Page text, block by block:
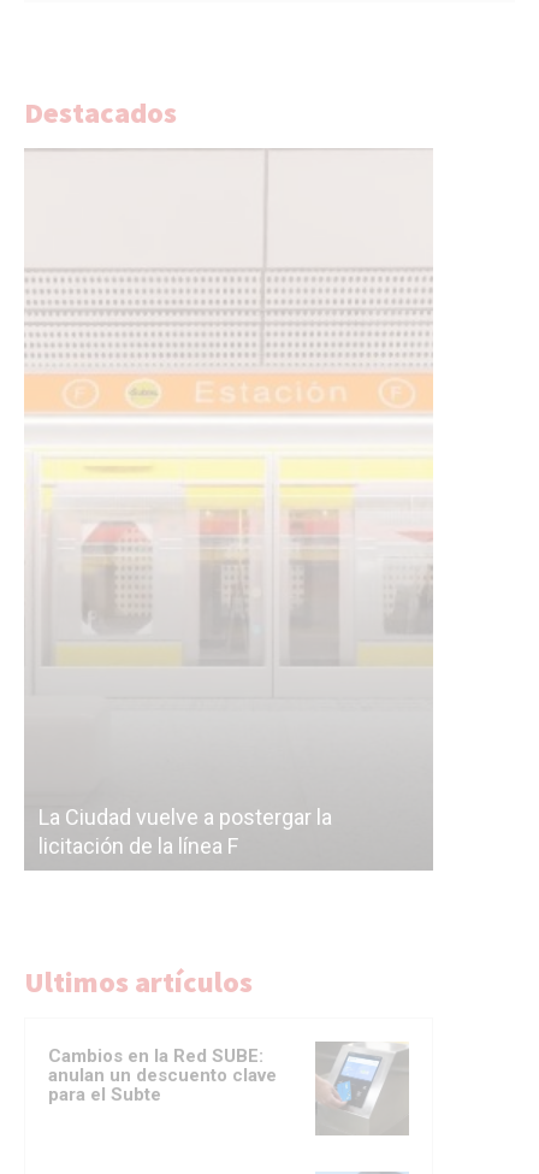
Destacados
La Ciudad vuelve a postergar la
licitación de la línea F
Ultimos artículos
Cambios en la Red SUBE:
anulan un descuento clave
para el Subte